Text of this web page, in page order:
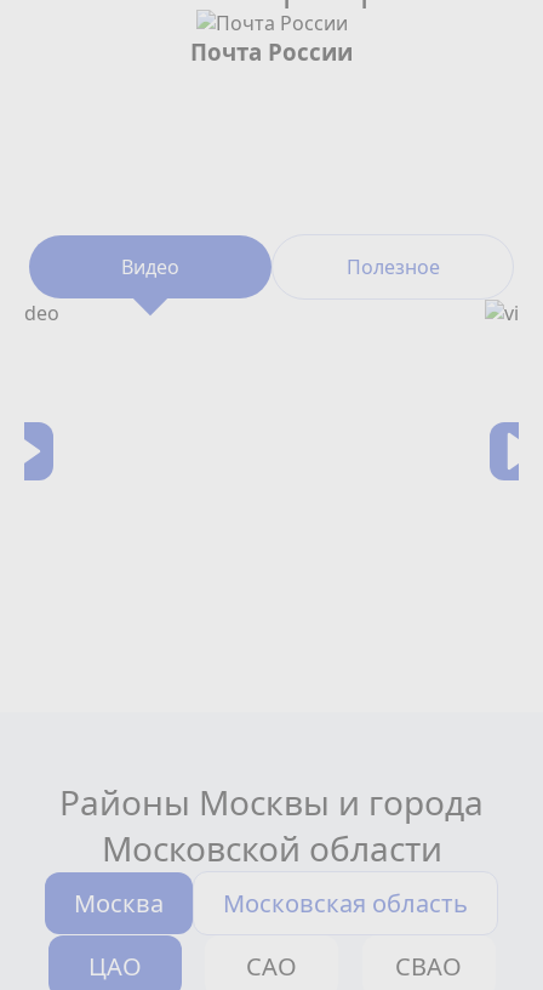
Почта России
Видео Полезное
Районы Москвы и города
Московской области
Москва
Московская область
ЦАО
САО
СВАО